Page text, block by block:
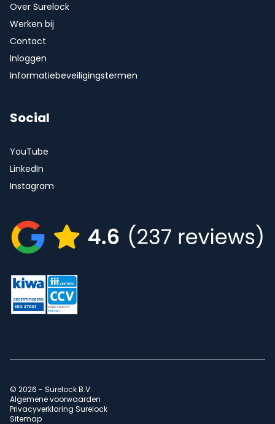
Over Surelock
Werken bij
Contact
Inloggen
Informatiebeveiligingstermen
Social
YouTube
LinkedIn
Instagram
© 2026 - Surelock B.V.
Algemene voorwaarden
Privacyverklaring Surelock
Sitemap